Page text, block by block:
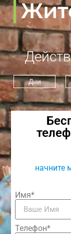
Дни
начните
Имя*
Телефон*